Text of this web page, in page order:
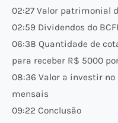
02:27 Valor patrimonial
02:59 Dividendos do
06:38 Quantidade de
para receber R$ 5000
08:36 Valor a investir no
mensais
09:22 Conclusão